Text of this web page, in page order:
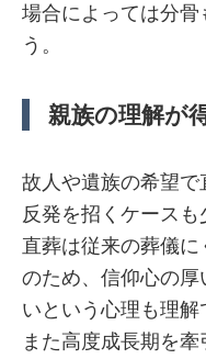
場合によっては分骨
う。
親族の理解が
故人や遺族の希望
反発を招くケースも
直葬は従来の葬儀
のため、信仰心の
いという心理も理解
また高度成長期を